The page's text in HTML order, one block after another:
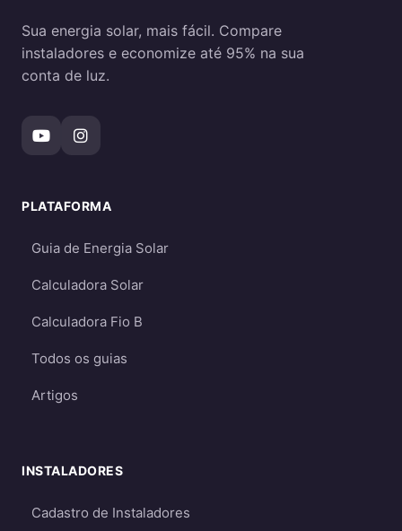
Sua energia solar, mais fácil. Compare
instaladores e economize até 95% na sua
conta de luz.
PLATAFORMA
Guia de Energia Solar
Calculadora Solar
Calculadora Fio B
Todos os guias
Artigos
INSTALADORES
Cadastro de Instaladores